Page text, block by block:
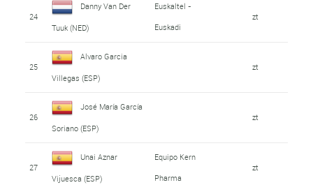
24
Danny Van Der
Tuuk (NED)
Euskaltel -
Euskadi
zt
25
Alvaro Garcia
Villegas (ESP)
zt
26
José María García
Soriano (ESP)
zt
27
Unai Aznar
Vijuesca (ESP)
Equipo Kern
Pharma
zt